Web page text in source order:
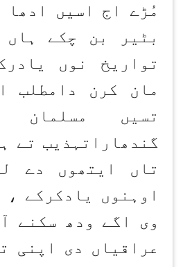
مُڑے اج اسیں ادھا
بٹیر بن چکے ہاں
تواریخ نوں
مان کرن دامطلب
تسیں مسلمان
گندھاراتہذیب تے
تاں ایتھوں دے
اوہنوں یادکرکے
وی اگے ودھ سکنے
عراقیاں دی اپنی